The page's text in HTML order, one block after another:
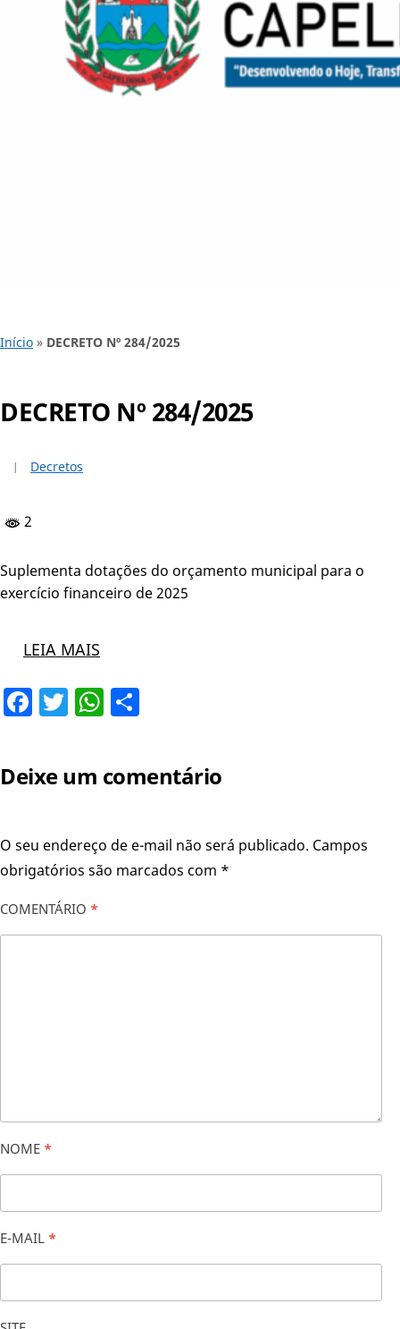
Início » DECRETO Nº 284/2025
DECRETO Nº 284/2025
Decretos
2
Suplementa dotações do orçamento municipal para o
exercício financeiro de 2025
LEIA MAIS
Facebook
TwitterWhatsApp
Deixe um comentário
O seu endereço de e-mail não será publicado. Campos
obrigatórios são marcados com *
COMENTÁRIO *
NOME *
E-MAIL *